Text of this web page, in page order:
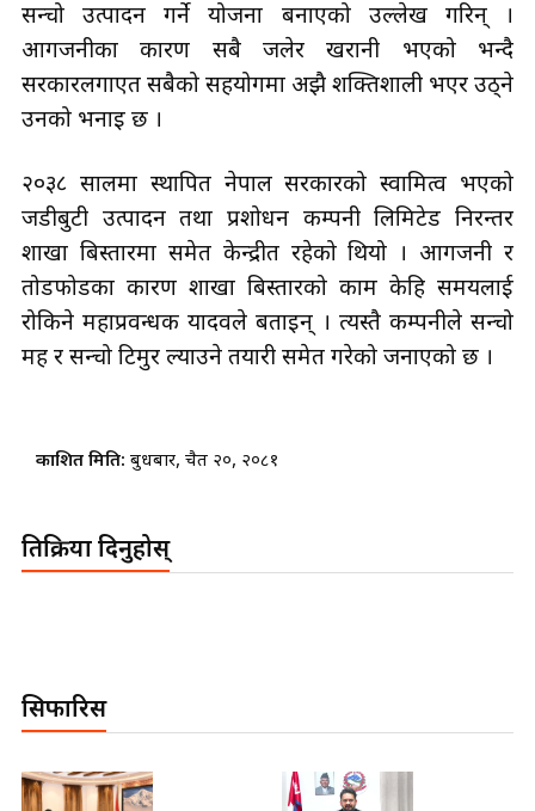
सन्चो उत्पादन गर्ने योजना बनाएको उल्लेख गरिन् ।
आगजनीका कारण सबै जलेर खरानी भएको भन्दै
सरकारलगाएत सबैको सहयोगमा अझै शक्तिशाली भएर उठ्ने
उनको भनाइ छ ।
२०३८ सालमा स्थापित नेपाल सरकारको स्वामित्व भएको
जडीबुटी उत्पादन तथा प्रशोधन कम्पनी लिमिटेड निरन्तर
शाखा बिस्तारमा समेत केन्द्रीत रहेको थियो । आगजनी र
तोडफोडका कारण शाखा बिस्तारको काम केहि समयलाई
रोकिने महाप्रवन्धक यादवले बताइन् । त्यस्तै कम्पनीले सन्चो
मह र सन्चो टिमुर ल्याउने तयारी समेत गरेको जनाएको छ ।
प्रकाशित मिति: बुधबार, चैत २०, २०८१
प्रतिक्रिया दिनुहोस्
सिफारिस